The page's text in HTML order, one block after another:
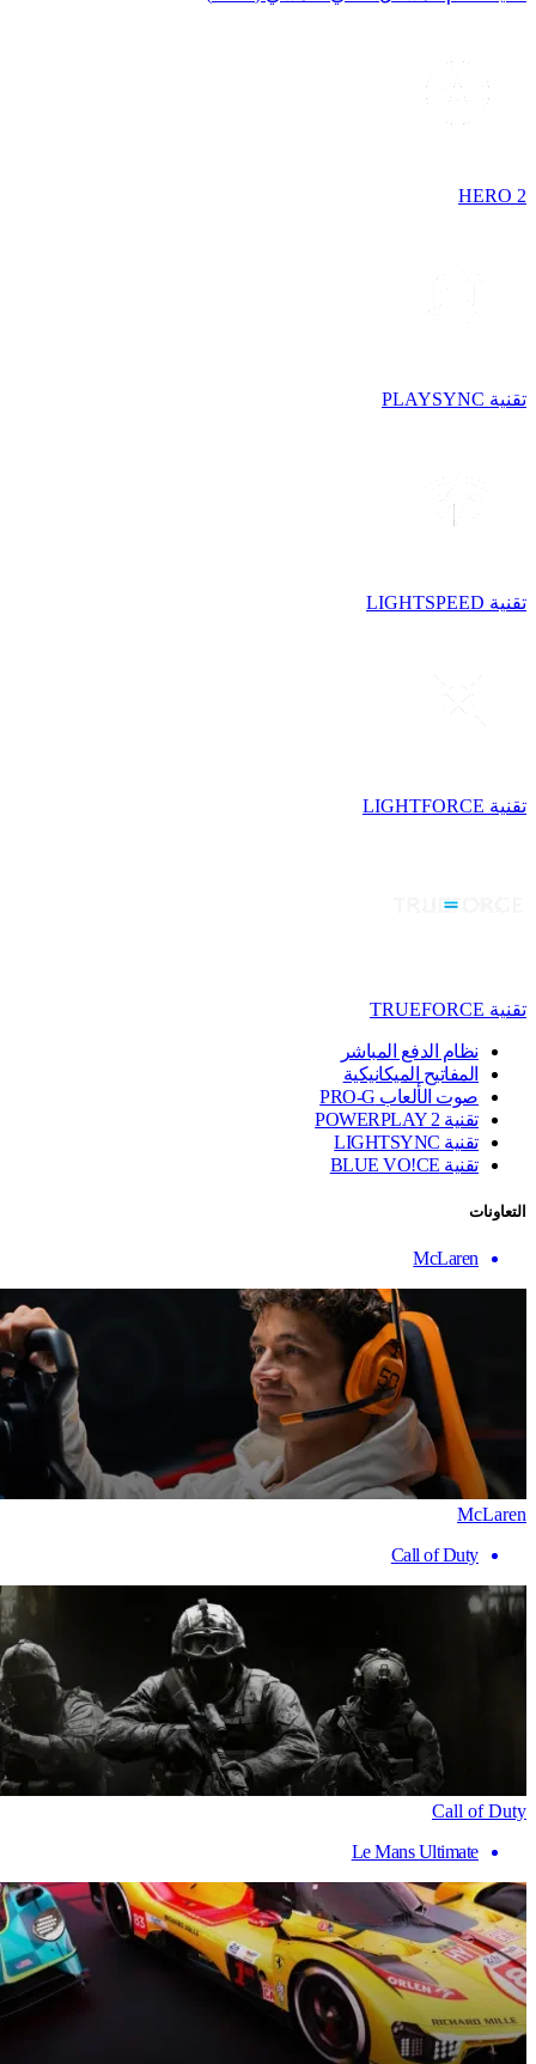
HERO 2
تقنية PLAYSYNC
تقنية LIGHTSPEED
تقنية LIGHTFORCE
تقنية TRUEFORCE
نظام الدفع المباشر
المفاتيح الميكانيكية
صوت الألعاب PRO-G
تقنية ‏POWERPLAY 2
تقنية LIGHTSYNC
تقنية BLUE VO!CE
التعاونات
McLaren
McLaren
Call of Duty
Call of Duty
Le Mans Ultimate